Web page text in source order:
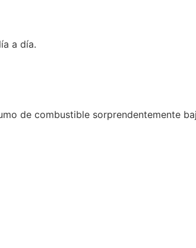
a día.
de combustible sorprendentemente